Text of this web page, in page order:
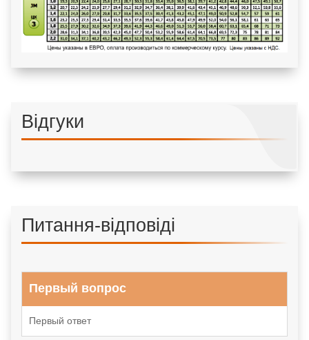
Відгуки
Питання-відповіді
Первый вопрос
Первый ответ